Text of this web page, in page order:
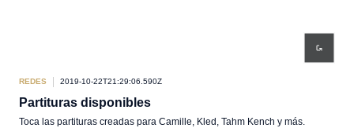
REDES 2019-10-22T21:29:06.590Z
Partituras disponibles
Toca las partituras creadas para Camille, Kled, Tahm Kench y más.